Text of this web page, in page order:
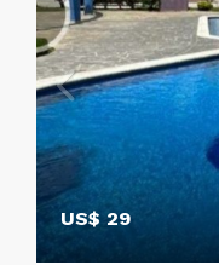
US$ 29